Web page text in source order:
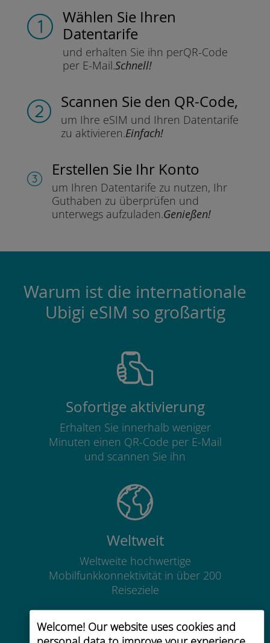
Welcome! Our website uses cookies and
Wählen Sie Ihren
Datentarife
und erhalten Sie ihn perQR-Code
per E-Mail.Schnell!
Scannen Sie den QR-Code,
um Ihre eSIM und Ihren Datentarife
zu aktivieren.Einfach!
Erstellen Sie Ihr Konto
um Ihren Datentarife zu nutzen, Ihr
Guthaben zu überprüfen und
unterwegs aufzuladen.Genießen!
Warum ist die internationale
Ubigi eSIM so großartig
Sofortige aktivierung
Erhalten Sie innerhalb weniger
Minuten einen QR-Code per E-Mail
und scannen Sie ihn
Weltweit
Weltweite hochwertige
Mobilfunkkonnektivität in über 200
Reiseziele